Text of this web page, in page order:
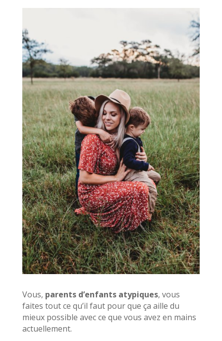
Vous, parents d’enfants atypiques, vous
faites tout ce qu’il faut pour que ça aille du
mieux possible avec ce que vous avez en mains
actuellement.